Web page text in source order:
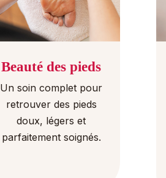
Beauté des pieds
Un soin complet pour
retrouver des pieds
doux, légers et
parfaitement soignés.